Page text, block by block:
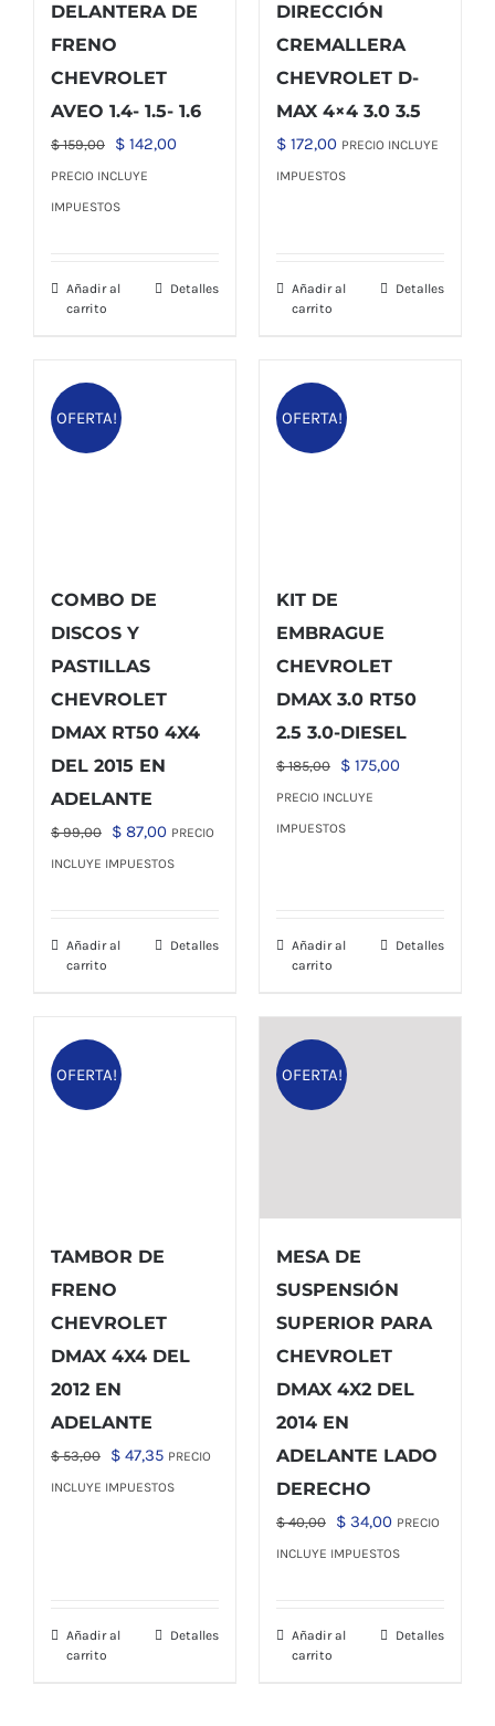
DELANTERA DE
FRENO
CHEVROLET
AVEO 1.4- 1.5- 1.6
$159,00
El
precio
original
$ 142,00El
PRECIO INCLUYE
IMPUESTOS
Añadir al
carrito
Detalles
DIRECCIÓN
CREMALLERA
CHEVROLET D-
MAX 4×4 3.0 3.5
$ 172,00 PRECIO INCLUYE
IMPUESTOS
Añadir al
carrito
Detalles
OFERTA!
COMBO DE
DISCOS Y
PASTILLAS
CHEVROLET
DMAX RT50 4X4
DEL 2015 EN
ADELANTE
$99,00
El
precio
$ 99,00.
$ 87,00El
precio
$ 87,00.
PRECIO
INCLUYE IMPUESTOS
Añadir al
carrito
Detalles
OFERTA!
KIT DE
EMBRAGUE
CHEVROLET
DMAX 3.0 RT50
2.5 3.0-DIESEL
$185,00
El
precio
original
$ 175,00El
PRECIO INCLUYE
IMPUESTOS
Añadir al
carrito
Detalles
OFERTA!
TAMBOR DE
FRENO
CHEVROLET
DMAX 4X4 DEL
2012 EN
ADELANTE
$53,00
El
precio
$ 47,35El
precio
PRECIO
INCLUYE IMPUESTOS
Añadir al
carrito
Detalles
OFERTA!
MESA DE
SUSPENSIÓN
SUPERIOR PARA
CHEVROLET
DMAX 4X2 DEL
2014 EN
ADELANTE LADO
DERECHO
$40,00
El
precio
$ 40,00.
$ 34,00El
precio
$ 34,00.
PRECIO
INCLUYE IMPUESTOS
Añadir al
carrito
Detalles